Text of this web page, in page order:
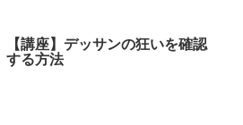
【講座】デッサンの狂いを確認
する方法